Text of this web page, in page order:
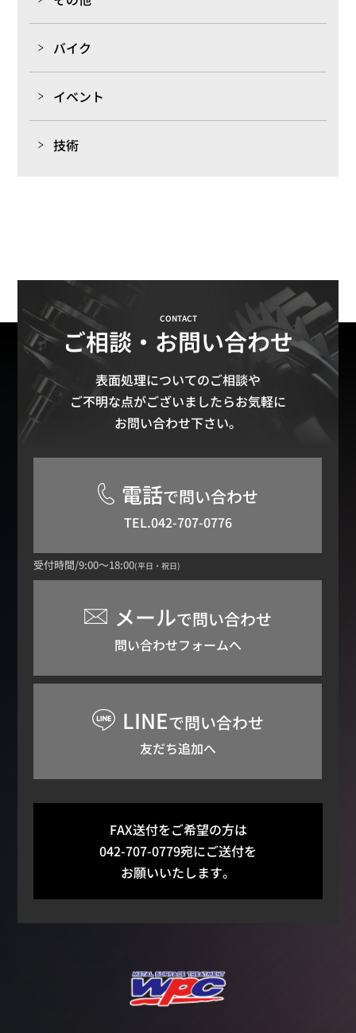
バイク
イベント
技術
CONTACT
ご相談・お問い合わせ
表面処理についてのご相談や
ご不明な点がございましたらお気軽に
お問い合わせ下さい。
電話で問い合わせ
TEL.042-707-0776
受付時間/9:00～18:00(平日・祝日)
メールで問い合わせ
問い合わせフォームへ
LINEで問い合わせ
友だち追加へ
FAX送付をご希望の方は
042-707-0779宛にご送付を
お願いいたします。